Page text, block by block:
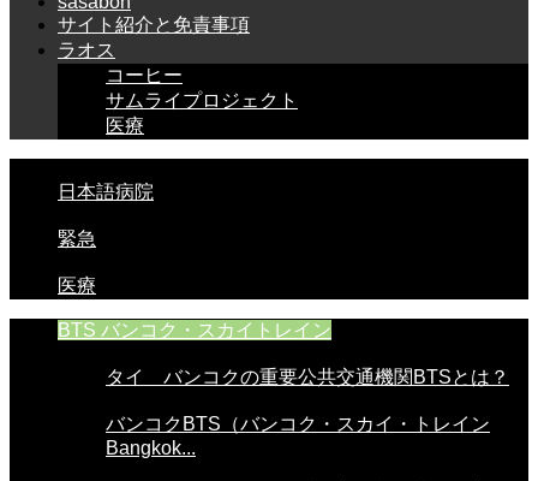
サイト紹介と免責事項
ラオス
コーヒー
サムライプロジェクト
医療
日本語病院
緊急
医療
BTS バンコク・スカイトレイン
タイ バンコクの重要公共交通機関BTSとは？
バンコクBTS（バンコク・スカイ・トレイン
Bangkok...